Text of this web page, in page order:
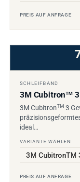
PREIS AUF ANFRAGE
SCHLEIFBAND
3M CubitronTM3
3M CubitronTM 3
ideal…
VARIANTE WÄHLEN
PREIS AUF ANFRAGE